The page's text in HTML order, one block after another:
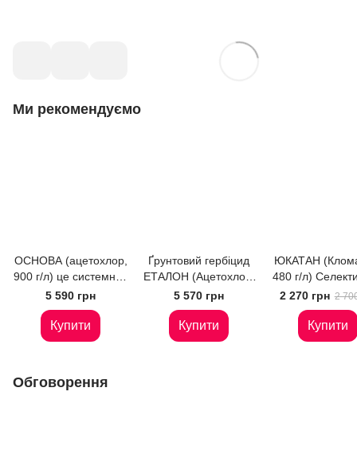
Ми рекомендуємо
ОСНОВА (ацетохлор,
900 г/л) це системний
ґрунтовий гербіцид
5 590 грн
Купити
Ґрунтовий гербіцид
ЕТАЛОН (Ацетохлор,
900 г/л) Соняшник,
кукурудза, планується
реєстрація на сою та
картоплю
5 570 грн
Купити
ЮКАТАН
480 г/л)
грунтовий
проти
та
бур’янів
2 270 грн 2
Купити
Обговорення